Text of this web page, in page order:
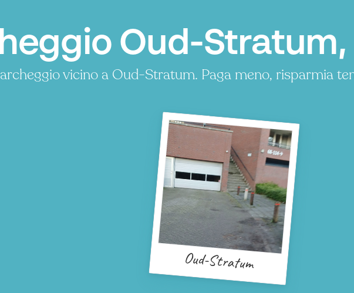
Oud-Stratum,
vicino a Oud-Stratum. Paga meno, risparmia
Oud-Stratum